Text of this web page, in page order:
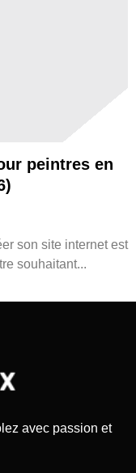
peintres en
son site internet est
souhaitant...
avec passion et